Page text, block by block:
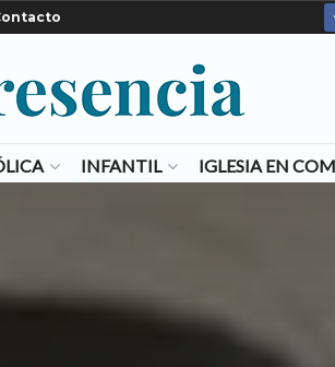
INFANTIL IGLESIA EN